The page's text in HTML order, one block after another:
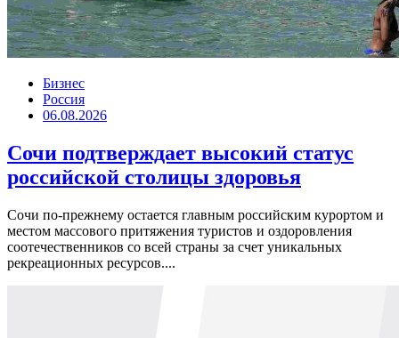
Бизнес
Россия
06.08.2026
Сочи подтверждает высокий статус
российской столицы здоровья
Сочи по-прежнему остается главным российским курортом и
местом массового притяжения туристов и оздоровления
соотечественников со всей страны за счет уникальных
рекреационных ресурсов....